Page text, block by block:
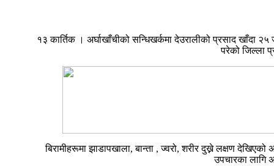
१३ कार्तिक । अर्घाखाँचीको सन्धिखर्कमा देउरालीको प्रसाद खाँदा
परेको जिल्ला
बिरामीहरूमा झाडापखाला, बान्ता , ज्वरो, शरीर दुख्ने लक्षण
उपचारका लागि